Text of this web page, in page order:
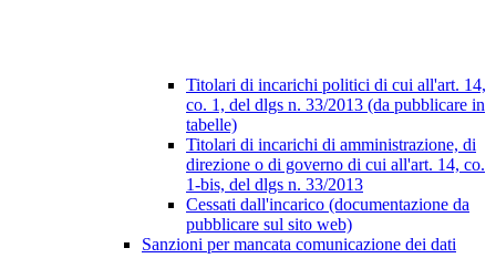
Titolari di incarichi politici di cui all'art. 14,
co. 1, del dlgs n. 33/2013 (da pubblicare in
tabelle)
Titolari di incarichi di amministrazione, di
direzione o di governo di cui all'art. 14, co.
1-bis, del dlgs n. 33/2013
Cessati dall'incarico (documentazione da
pubblicare sul sito web)
Sanzioni per mancata comunicazione dei dati